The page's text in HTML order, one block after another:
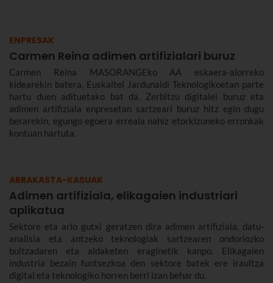
ENPRESAK
Carmen Reina adimen artifizialari buruz
Carmen Reina MASORANGEko AA eskaera-alorreko
kidearekin batera, Euskaltel Jardunaldi Teknologikoetan parte
hartu duen adituetako bat da. Zerbitzu digitalei buruz eta
adimen artifiziala enpresetan sartzeari buruz hitz egin dugu
berarekin, egungo egoera erreala nahiz etorkizuneko erronkak
kontuan hartuta.
ARRAKASTA-KASUAK
Adimen artifiziala, elikagaien industriari
aplikatua
Sektore eta arlo gutxi geratzen dira adimen artifiziala, datu-
analisia eta antzeko teknologiak sartzearen ondoriozko
bultzadaren eta aldaketen eraginetik kanpo. Elikagaien
industria bezain funtsezkoa den sektore batek ere iraultza
digital eta teknologiko horren berri izan behar du.